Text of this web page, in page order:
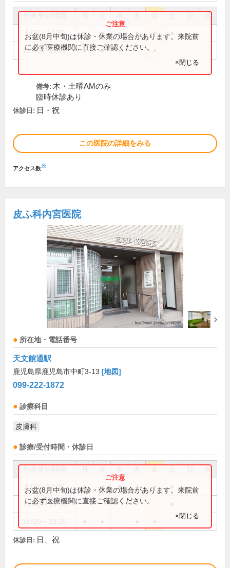
祝
9:00～13:30 ● ● ● ● ●
15:00～18:30 ● ● ●
お盆(8月中旬)は休診・休業の場合があります。来院前
に必ず医療機関に直接ご確認ください。
×閉じる
備考: 木・土曜AMのみ
臨時休診あり
休診日: 日・祝
この医院の詳細をみる
アクセス数※
皮ふ科内宮医院
所在地・電話番号
天文館通駅
鹿児島県鹿児島市中町3-13 [地図]
099-222-1872
診療科目
皮膚科
診療/受付時間・休診日
祝
9:00～12:30 ● ● ● ● ●
14:00～15:30
お盆(8月中旬)は休診・休業の場合があります。来院前
に必ず医療機関に直接ご確認ください。
×閉じる
休診日: 日、祝